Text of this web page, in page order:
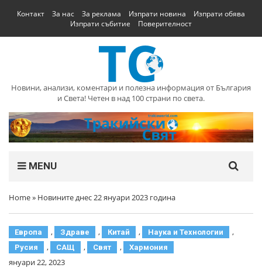
Контакт За нас За реклама Изпрати новина
Изпрати обява
Изпрати събитие
Поверителност
Новини, анализи, коментари и полезна информация от България
и Света! Четен в над 100 страни по света.
MENU
Home» Новините днес 22 януари 2023 година
Европа , Здраве , Китай , Наука и Технологии ,
Русия , САЩ , Свят , Хармония
януари 22, 2023